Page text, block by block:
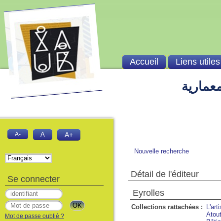
Nouvelle recherche
Détail de l'éditeur
Eyrolles
Collections rattachées :
Accueil Liens utiles
A- A A+
Se connecter
Mot de passe oublié ?